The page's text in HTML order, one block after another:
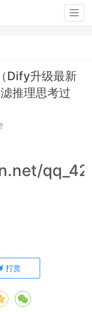
Dify升级最新
推理思考过
打赏